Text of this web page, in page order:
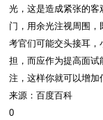
光，这是造成紧张的
门，用余光注视周围，
考官们可能交头接耳
担，而应作为提高面
注，这样你就可以增加
来源：百度百科
0